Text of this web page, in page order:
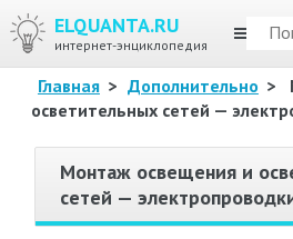
ELQUANTA.RU
интернет-энциклопедия
МЕНЮ
Главная > Дополнительно >
осветительных сетей —
Монтаж освещения и
сетей —